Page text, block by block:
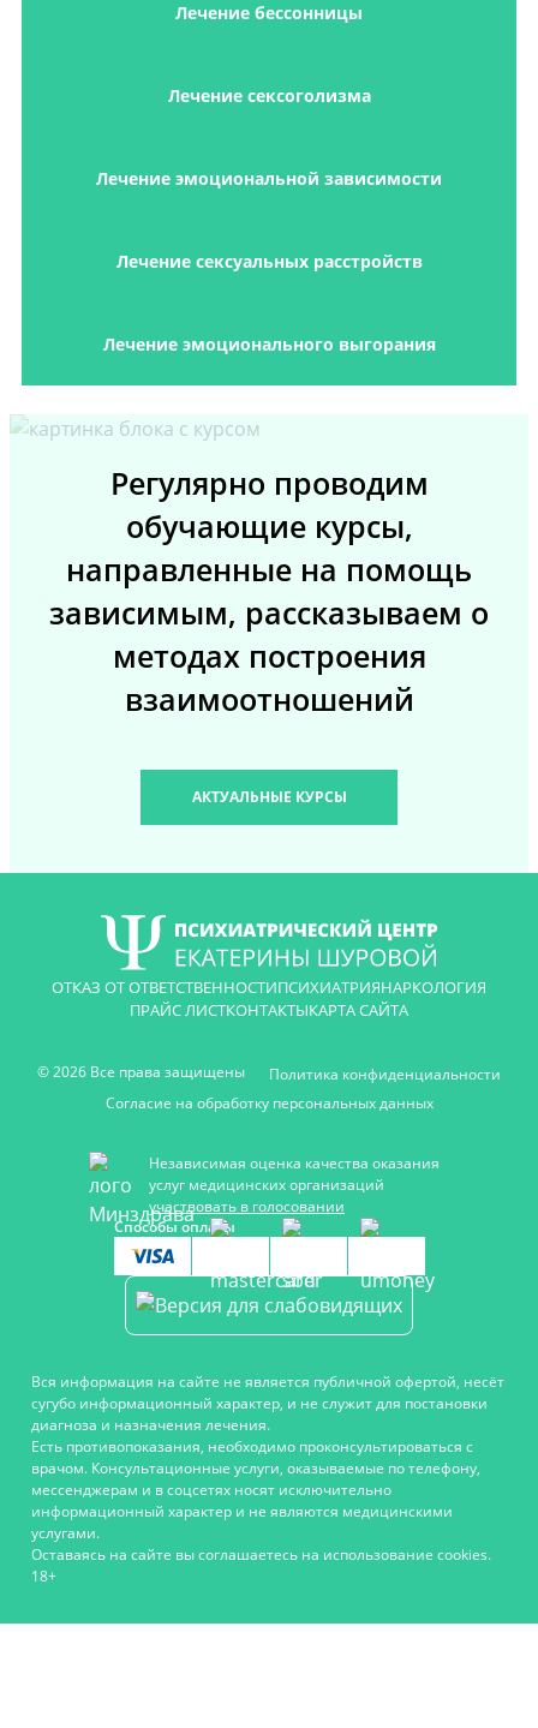
Лечение бессонницы
Лечение сексоголизма
Лечение эмоциональной зависимости
Лечение сексуальных расстройств
Лечение эмоционального выгорания
Регулярно проводим
обучающие курсы,
направленные на помощь
зависимым, рассказываем о
методах построения
взаимоотношений
АКТУАЛЬНЫЕ КУРСЫ
ОТКАЗ ОТ ОТВЕТСТВЕННОСТИПСИХИАТРИЯНАРКОЛОГИЯ
ПРАЙС ЛИСТКОНТАКТЫКАРТА САЙТА
© 2026 Все права защищены
Политика конфиденциальности
Согласие на обработку персональных данных
Независимая оценка качества оказания
услуг медицинских организаций
участвовать в голосовании
Способы оплаты
Вся информация на сайте не является публичной офертой, несёт
сугубо информационный характер, и не служит для постановки
диагноза и назначения лечения.
Есть противопоказания, необходимо проконсультироваться с
врачом. Консультационные услуги, оказываемые по телефону,
мессенджерам и в соцсетях носят исключительно
информационный характер и не являются медицинскими
услугами.
Оставаясь на сайте вы соглашаетесь на использование cookies.
18+